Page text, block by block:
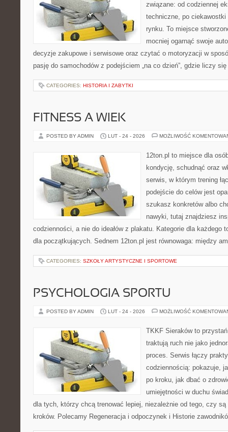
związane: od codziennej
techniczne, po
rynku. To miejsce
mocniej ogarnąć swoje
decyzje zakupowe i serwisowe oraz czytać o motoryzacji w
pasję do samochodów z podejściem „na co dzień”, gdzie liczy
CATEGORIES: HISTORIA I ZABYTKI
FITNESS A WIEK
POSTED BY ADMIN LUT - 24 - 2026 MOŻLIWOŚĆ
12ton.pl to miejsce dla
kondycję, schudnąć oraz
serwis, w którym trening
podejście do celów jest
szukasz konkretów albo
nawyki, tutaj znajdziesz
codzienności, a nie do ideałów z plakatu. Kategorie dla każdego
dla początkujących. Sednem 12ton.pl jest równowaga: między
CATEGORIES: SZKOŁY ARTYSTYCZNE I SPORTOWE
PSYCHOLOGIA SPORTU
POSTED BY ADMIN LUT - 24 - 2026 MOŻLIWOŚĆ
TKKF Sieraków to
traktują ruch nie jako
proces. Serwis łączy
codziennością: pokazuje,
po kroku, jak dbać o
umiejętności w duchu
dla tych, którzy chcą trenować lepiej, niezależnie od tego, czy
kroków. Polecamy Regeneracja i odpoczynek i Historie